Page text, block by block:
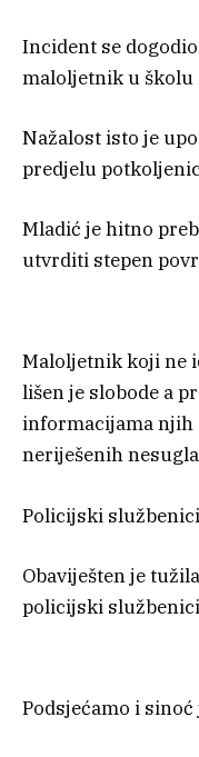
Incident se
maloljetnik u školu
Nažalost isto je
predjelu
Mladić je hitno
utvrditi stepen
Maloljetnik koji ne
lišen je slobode a
informacijama njih
neriješenih
Policijski
Obaviješten je
policijski
Podsjećamo i